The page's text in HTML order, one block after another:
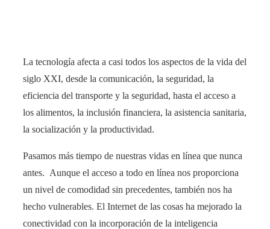
La tecnología afecta a casi todos los aspectos de la vida del
siglo XXI, desde la comunicación, la seguridad, la
eficiencia del transporte y la seguridad, hasta el acceso a
los alimentos, la inclusión financiera, la asistencia sanitaria,
la socialización y la productividad.
Pasamos más tiempo de nuestras vidas en línea que nunca
antes. Aunque el acceso a todo en línea nos proporciona
un nivel de comodidad sin precedentes, también nos ha
hecho vulnerables. El Internet de las cosas ha mejorado la
conectividad con la incorporación de la inteligencia